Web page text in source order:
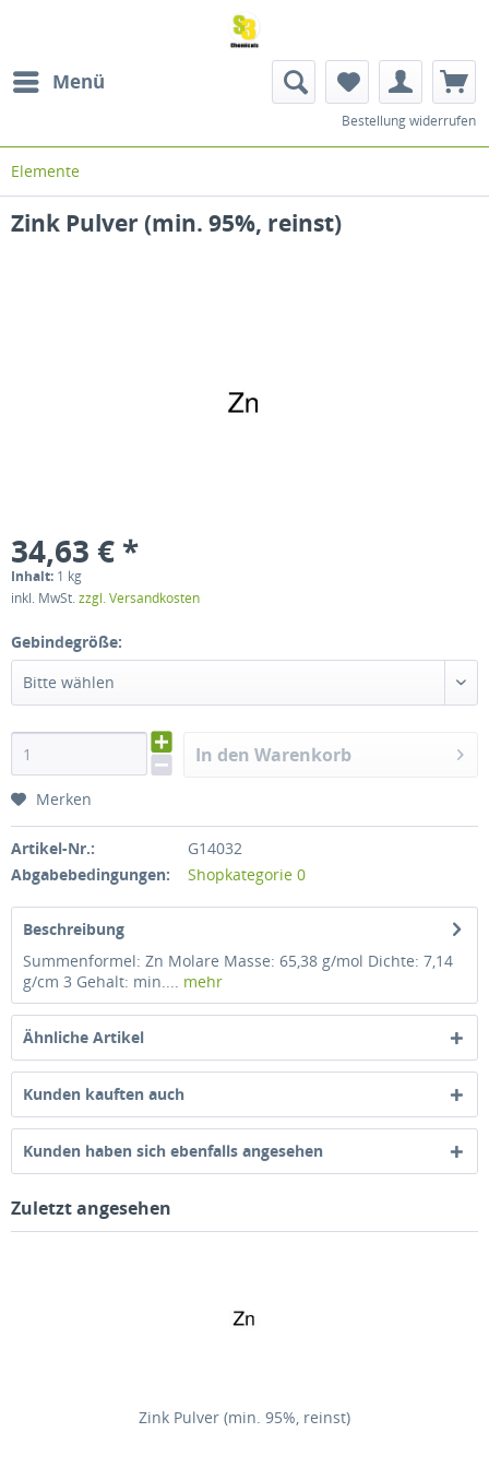
Menü
Bestellung widerrufen
Elemente
Zink Pulver (min. 95%, reinst)
34,63 € *
Inhalt: 1 kg
inkl. MwSt.zzgl. Versandkosten
Gebindegröße:
Bitte wählen
In den Warenkorb
Merken
Artikel-Nr.:
G14032
Abgabebedingungen:
Shopkategorie 0
Beschreibung
Summenformel: Zn Molare Masse: 65,38 g/mol Dichte: 7,14
g/cm 3 Gehalt: min.... mehr
Ähnliche Artikel
Kunden kauften auch
Kunden haben sich ebenfalls angesehen
Zuletzt angesehen
Zink Pulver (min. 95%, reinst)